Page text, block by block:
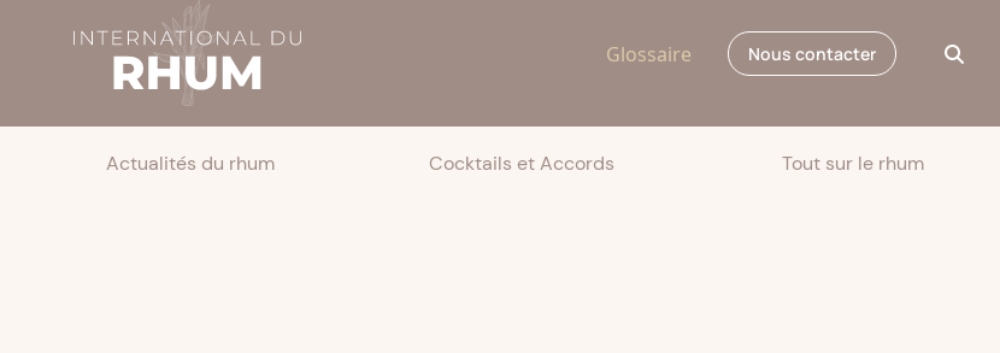
Glossaire Nous contacter
Actualités du rhum Cocktails et Accords Tout sur le rhum